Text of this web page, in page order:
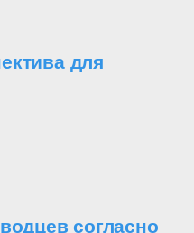
для
согласно